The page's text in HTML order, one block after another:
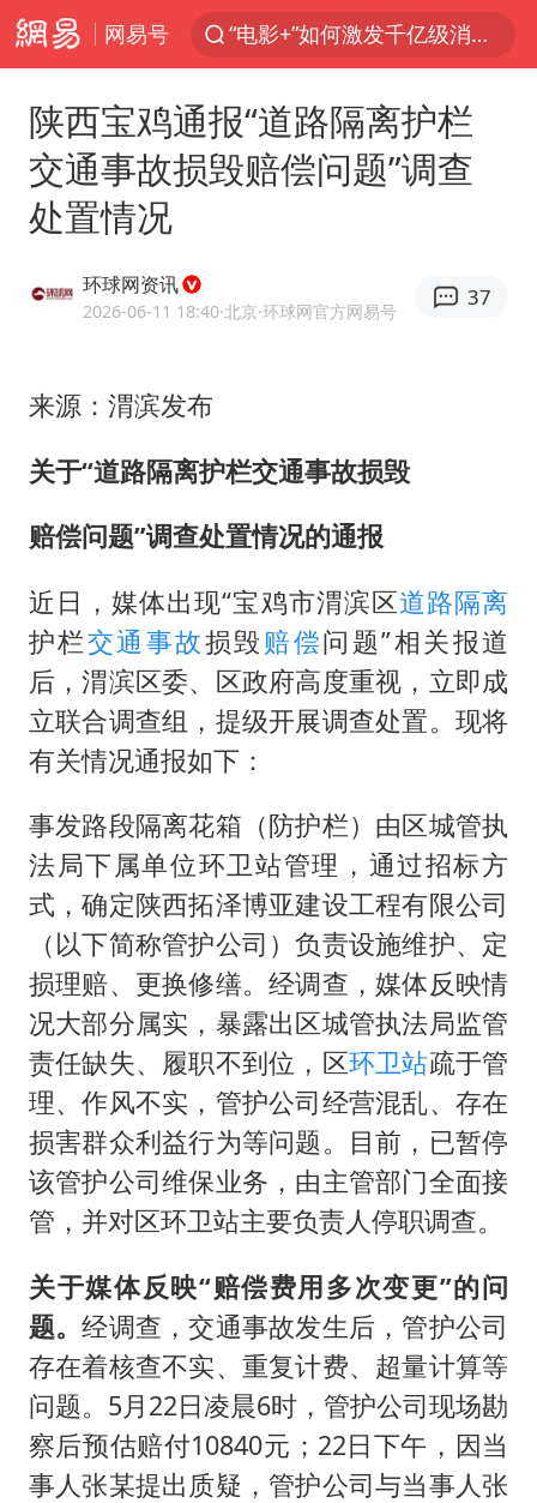
网易号
“电影+”如何激发千亿级消费新活力？
胡彦斌获《歌手2026》歌王
胜宏科技：股票交易异常波动
日本试射“战斧”导弹，国防部回应
胡彦斌韩磊 谁帮谁
夯实基础开新局
陕西宝鸡通报“道路隔离护栏
交通事故损毁赔偿问题”调查
处置情况
环球网资讯
2026-06-11 18:40·北京·环球网官方网易号
37
来源：渭滨发布
关于“道路隔离护栏交通事故损毁
赔偿问题”调查处置情况的通报
近日，媒体出现“宝鸡市渭滨区道路隔离
护栏交通事故损毁赔偿问题”相关报道
后，渭滨区委、区政府高度重视，立即成
立联合调查组，提级开展调查处置。现将
有关情况通报如下：
事发路段隔离花箱（防护栏）由区城管执
法局下属单位环卫站管理，通过招标方
式，确定陕西拓泽博亚建设工程有限公司
（以下简称管护公司）负责设施维护、定
损理赔、更换修缮。经调查，媒体反映情
况大部分属实，暴露出区城管执法局监管
责任缺失、履职不到位，区环卫站疏于管
理、作风不实，管护公司经营混乱、存在
损害群众利益行为等问题。目前，已暂停
该管护公司维保业务，由主管部门全面接
管，并对区环卫站主要负责人停职调查。
关于媒体反映“赔偿费用多次变更”的问
题。经调查，交通事故发生后，管护公司
存在着核查不实、重复计费、超量计算等
问题。5月22日凌晨6时，管护公司现场勘
察后预估赔付10840元；22日下午，因当
事人张某提出质疑，管护公司与当事人张